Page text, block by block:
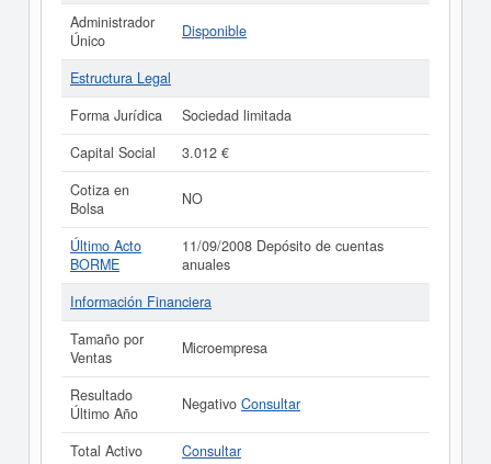
Administrador
Único
Disponible
Estructura Legal
Forma Jurídica
Sociedad limitada
Capital Social
3.012 €
Cotiza en
Bolsa
NO
Último Acto
BORME
11/09/2008 Depósito de cuentas
anuales
Información Financiera
Tamaño por
Ventas
Microempresa
Resultado
Último Año
Negativo Consultar
Total Activo
Consultar